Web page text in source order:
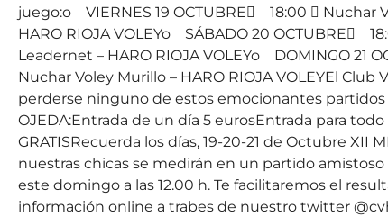
juego:o VIERNES 19 OCTUBRE 18:00  Nuchar
HARO RIOJA VOLEYo SÁBADO 20 OCTUBRE
Leadernet – HARO RIOJA VOLEYo DOMINGO 21
Nuchar Voley Murillo – HARO RIOJA VOLEYEl
perderse ninguno de estos emocionantes partidos
OJEDA:Entrada de un día 5 eurosEntrada para
GRATISRecuerda los días, 19-20-21 de Octubre XII
nuestras chicas se medirán en un partido amistoso
este domingo a las 12.00 h. Te facilitaremos el
información online a trabes de nuestro twitter